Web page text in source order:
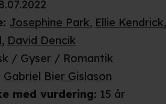
: Josephine Park, Ellie Kendrick,
, David Dencik
/ Gyser / Romantik
Gabriel Bier Gislason
med vurdering: 15 år